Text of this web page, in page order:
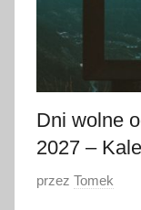
Dni wolne
2027 –
O
przez Tomek